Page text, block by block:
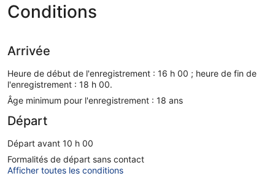
Conditions
Arrivée
Heure de début de l'enregistrement : 16 h 00 ; heure de fin de
l'enregistrement : 18 h 00.
Âge minimum pour l'enregistrement : 18 ans
Départ
Départ avant 10 h 00
Formalités de départ sans contact
Afficher toutes les conditions